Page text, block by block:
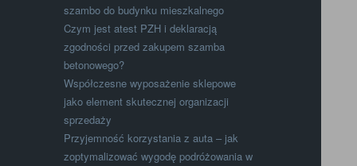
szambo do budynku mieszkalnego
Czym jest atest PZH i deklaracją
zgodności przed zakupem szamba
betonowego?
Współczesne wyposażenie sklepowe
jako element skutecznej organizacji
sprzedaży
Przyjemność korzystania z auta – jak
zoptymalizować wygodę podróżowania w